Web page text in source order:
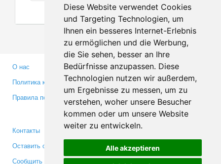
Diese Website verwendet Cookies
und Targeting Technologien, um
Ihnen ein besseres Internet-Erlebnis
zu ermöglichen und die Werbung,
die Sie sehen, besser an Ihre
Bedürfnisse anzupassen. Diese
Technologien nutzen wir außerdem,
um Ergebnisse zu messen, um zu
verstehen, woher unsere Besucher
kommen oder um unsere Website
weiter zu entwickeln.
Alle akzeptieren
О нас
Политика конфиденциальности
Правила пользования
Партнерам
Инвесторам
Медиа
Контакты
Оставить отзыв
Сообщить об ошибке
Facebook
Twitter
YouTube